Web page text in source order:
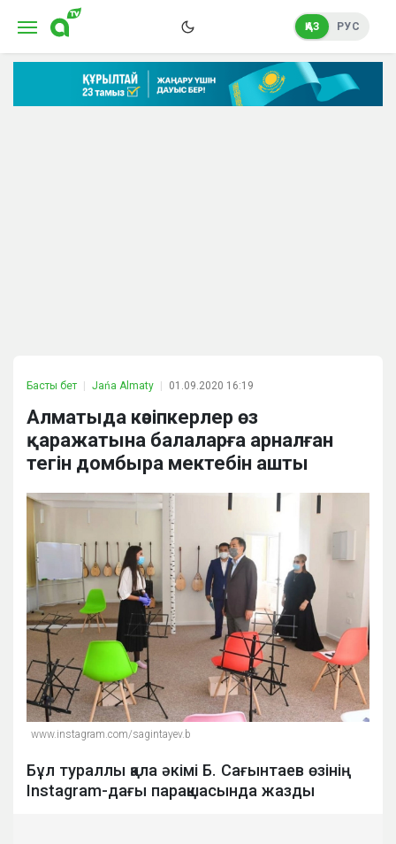
ҚАЗ РУС
Басты бет Jańa Almaty 01.09.2020 16:19
Алматыда кәсіпкерлер өз
қаражатына балаларға арналған
тегін домбыра мектебін ашты
www.instagram.com/sagintayev.b
Бұл тураллы қала әкімі Б. Сағынтаев өзінің
Instagram-дағы парақшасында жазды